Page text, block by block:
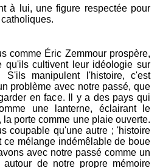
à lui, une figure respectée pour
comme Éric Zemmour prospère,
qu'ils cultivent leur idéologie sur
S'ils manipulent l'histoire, c'est
problème avec notre passé, que
en face. Il y a des pays qui
une lanterne, éclairant le
porte comme une plaie ouverte.
coupable qu'une autre ; 'histoire
ce mélange indémêlable de boue
avec notre passé comme un
autour de notre propre mémoire